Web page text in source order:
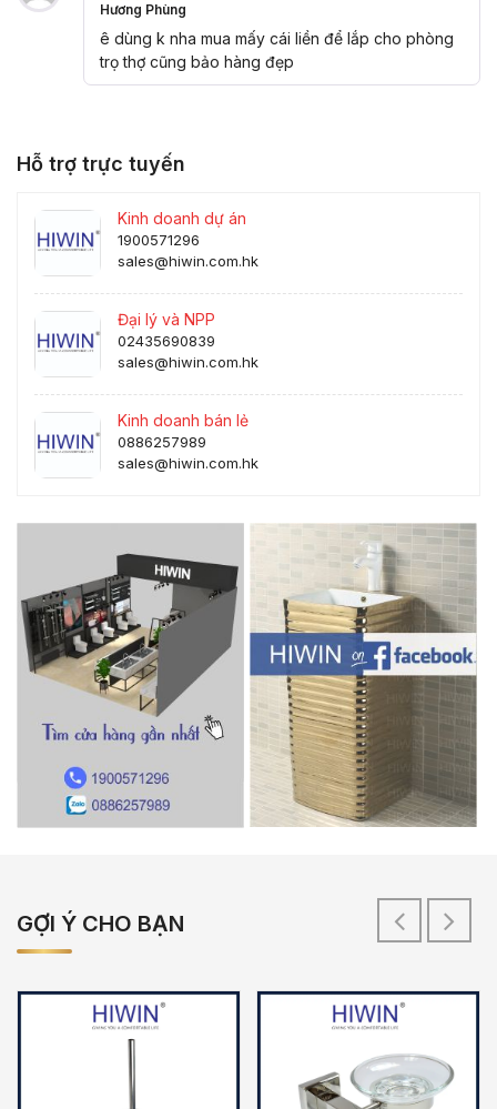
Được xếp
hạng
5
sao
Hương Phùng
ê dùng k nha mua mấy cái liền để lắp cho phòng
trọ thợ cũng bảo hàng đẹp
Hỗ trợ trực tuyến
Kinh doanh dự án
1900571296
sales@hiwin.com.hk
Đại lý và NPP
02435690839
sales@hiwin.com.hk
Kinh doanh bán lẻ
0886257989
sales@hiwin.com.hk
GỢI Ý CHO BẠN